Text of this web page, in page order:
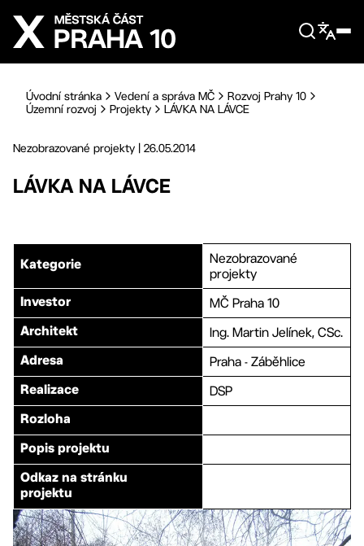
Přejít na hlavní obsah
Úvodní stránka Vedení a správa MČ
Rozvoj Prahy 10
Územní rozvoj
Projekty LÁVKA NA LÁVCE
Nezobrazované projekty 26.05.2014
LÁVKA NA LÁVCE
Kategorie
Nezobrazované
projekty
Investor MČ Praha 10
Architekt Ing. Martin Jelínek, CSc.
Adresa Praha - Záběhlice
Realizace DSP
Rozloha
Popis projektu
Odkaz na stránku
projektu